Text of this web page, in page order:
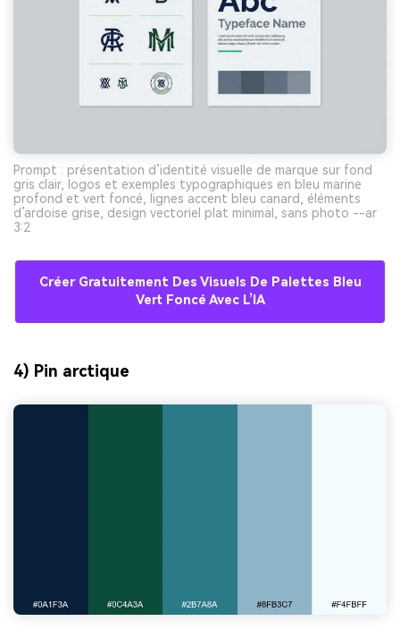
Prompt : présentation d’identité visuelle de marque sur fond
gris clair, logos et exemples typographiques en bleu marine
profond et vert foncé, lignes accent bleu canard, éléments
d’ardoise grise, design vectoriel plat minimal, sans photo --ar
3:2
Créer Gratuitement Des Visuels De Palettes Bleu
Vert Foncé Avec L’IA
4) Pin arctique